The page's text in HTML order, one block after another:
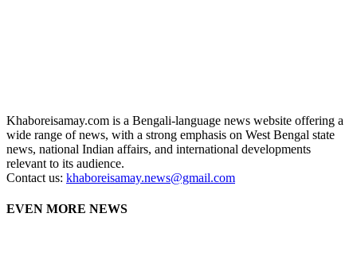
Khaboreisamay.com is a Bengali-language news website offering a
wide range of news, with a strong emphasis on West Bengal state
news, national Indian affairs, and international developments
relevant to its audience.
Contact us: khaboreisamay.news@gmail.com
EVEN MORE NEWS